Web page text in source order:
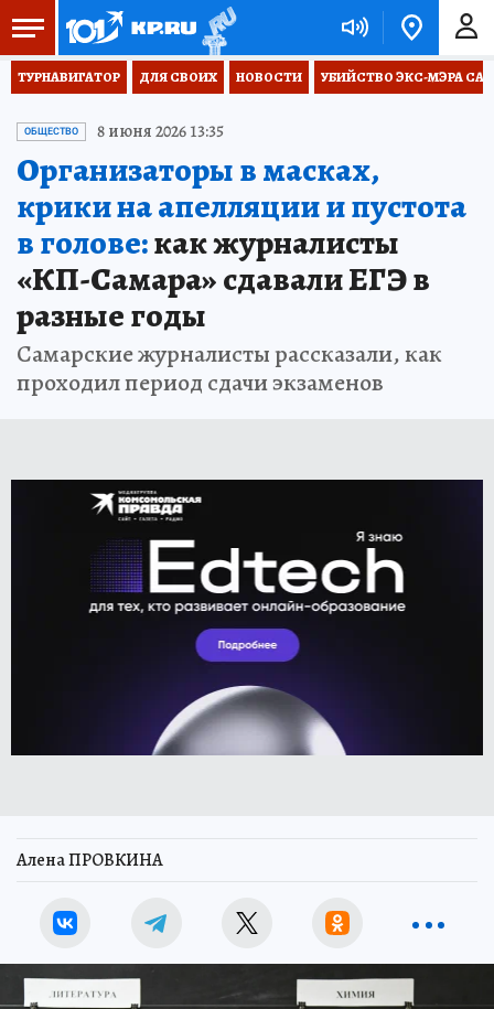
ТУРНАВИГАТОР ДЛЯ СВОИХ НОВОСТИ УБИЙСТВО ЭКС-МЭРА
ОБЩЕСТВО 8 июня 2026 13:35
Организаторы в масках,
крики на апелляции и пустота
в голове:как журналисты
«КП-Самара» сдавали ЕГЭ в
разные годы
Самарские журналисты рассказали, как
проходил период сдачи экзаменов
Алена ПРОВКИНА